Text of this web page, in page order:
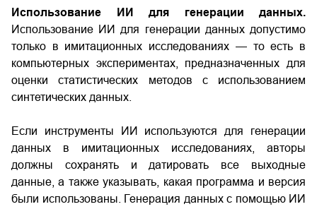
Использование ИИ для генерации данных.
Использование ИИ для генерации данных допустимо
только в имитационных исследованиях — то есть в
компьютерных экспериментах, предназначенных для
оценки статистических методов с использованием
синтетических данных.
Если инструменты ИИ используются для генерации
данных в имитационных исследованиях, авторы
должны сохранять и датировать все выходные
данные, а также указывать, какая программа и версия
были использованы. Генерация данных с помощью ИИ